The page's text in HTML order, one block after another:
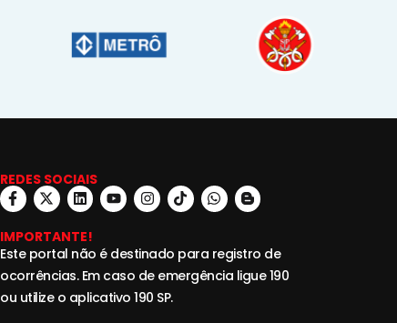
REDES SOCIAIS
IMPORTANTE!
Este portal não é destinado para registro de
ocorrências. Em caso de emergência ligue 190
ou utilize o aplicativo 190 SP.